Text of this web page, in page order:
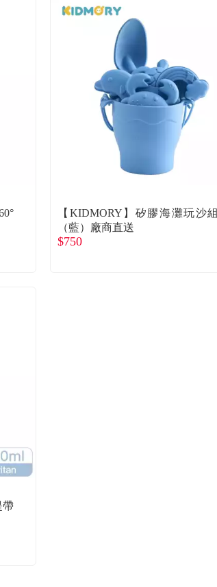
【KIDMORY】矽膠海灘玩沙組
（藍）廠商直送
$750
帶